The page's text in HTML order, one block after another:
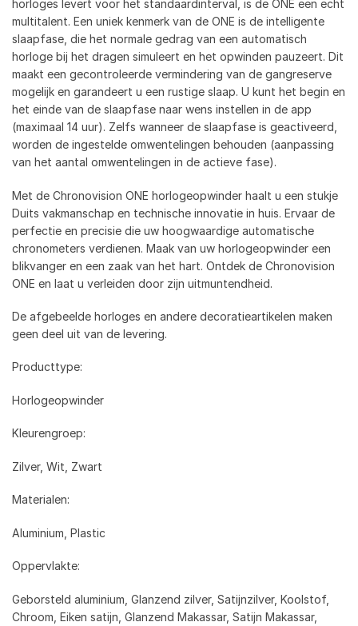
horloges levert voor het standaardinterval, is de ONE een echt
multitalent. Een uniek kenmerk van de ONE is de intelligente
slaapfase, die het normale gedrag van een automatisch
horloge bij het dragen simuleert en het opwinden pauzeert. Dit
maakt een gecontroleerde vermindering van de gangreserve
mogelijk en garandeert u een rustige slaap. U kunt het begin en
het einde van de slaapfase naar wens instellen in de app
(maximaal 14 uur). Zelfs wanneer de slaapfase is geactiveerd,
worden de ingestelde omwentelingen behouden (aanpassing
van het aantal omwentelingen in de actieve fase).
Met de Chronovision ONE horlogeopwinder haalt u een stukje
Duits vakmanschap en technische innovatie in huis. Ervaar de
perfectie en precisie die uw hoogwaardige automatische
chronometers verdienen. Maak van uw horlogeopwinder een
blikvanger en een zaak van het hart. Ontdek de Chronovision
ONE en laat u verleiden door zijn uitmuntendheid.
De afgebeelde horloges en andere decoratieartikelen maken
geen deel uit van de levering.
Producttype:
Horlogeopwinder
Kleurengroep:
Zilver, Wit, Zwart
Materialen:
Aluminium, Plastic
Oppervlakte:
Geborsteld aluminium, Glanzend zilver, Satijnzilver, Koolstof,
Chroom, Eiken satijn, Glanzend Makassar, Satijn Makassar,